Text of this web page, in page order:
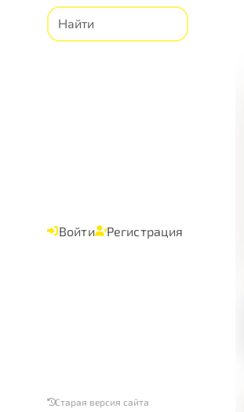
Войти Регистрация
Старая версия сайта